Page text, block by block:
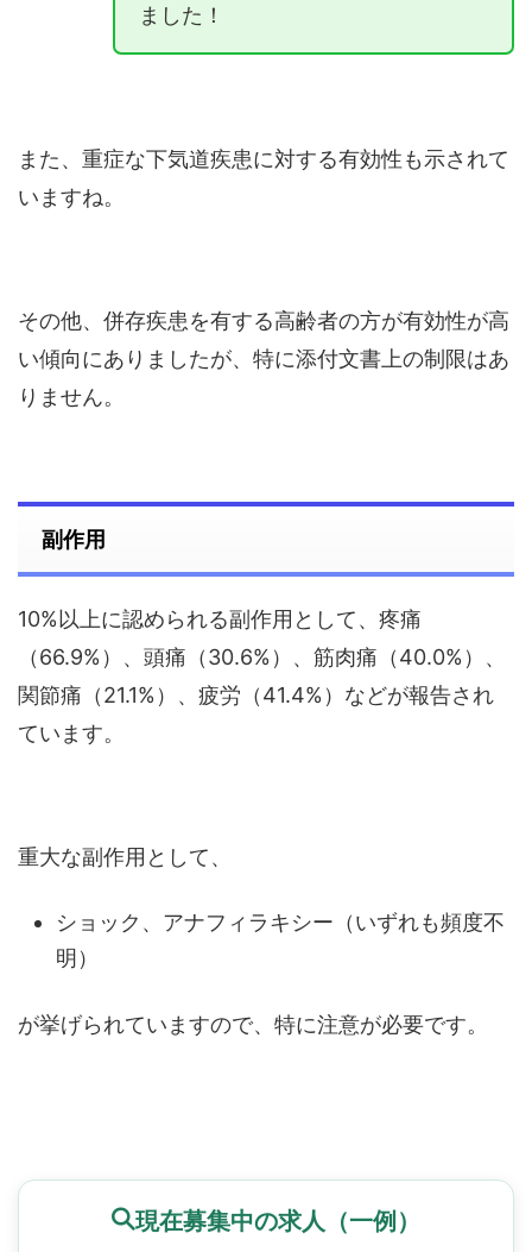
ました！
また、重症な下気道疾患に対する有効性も示されて
いますね。
その他、併存疾患を有する高齢者の方が有効性が高
い傾向にありましたが、特に添付文書上の制限はあ
りません。
副作用
10%以上に認められる副作用として、疼痛
（66.9%）、頭痛（30.6%）、筋肉痛（40.0%）、
関節痛（21.1%）、疲労（41.4%）などが報告され
ています。
重大な副作用として、
ショック、アナフィラキシー（いずれも頻度不
明）
が挙げられていますので、特に注意が必要です。
現在募集中の求人（一例）